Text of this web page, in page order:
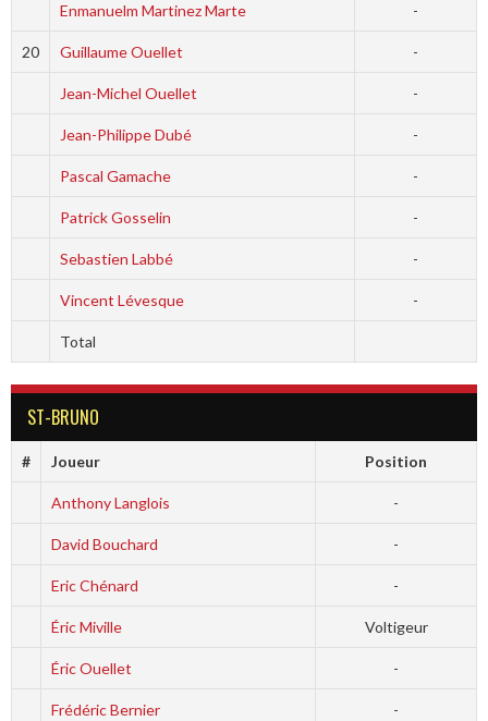
Enmanuelm Martinez Marte -
20 Guillaume Ouellet -
Jean-Michel Ouellet -
Jean-Philippe Dubé -
Pascal Gamache -
Patrick Gosselin -
Sebastien Labbé -
Vincent Lévesque -
Total
ST-BRUNO
# Joueur Position
Anthony Langlois -
David Bouchard -
Eric Chénard -
Éric Miville Voltigeur
Éric Ouellet -
Frédéric Bernier -